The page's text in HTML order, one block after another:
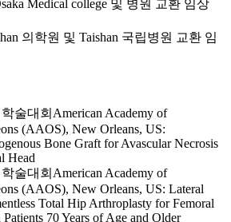
Medical college 및 병원 교환 임상
의학원 및 Taishan 국립병원 교환 임
술대회American Academy of
(AAOS), New Orleans, US:
Bone Graft for Avascular Necrosis
Head
술대회American Academy of
(AAOS), New Orleans, US: Lateral
Total Hip Arthroplasty for Femoral
70 Years of Age and Older